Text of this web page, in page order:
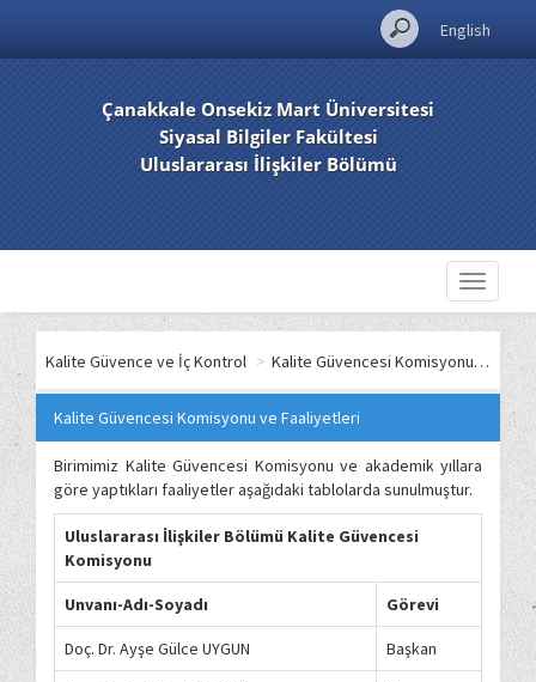
English
Çanakkale Onsekiz Mart Üniversitesi
Siyasal Bilgiler Fakültesi
Uluslararası İlişkiler Bölümü
Toggle
Kalite Güvence ve İç Kontrol > Kalite Güvencesi Komisyonu ve Faaliyetleri
Kalite Güvencesi Komisyonu ve Faaliyetleri
Birimimiz Kalite Güvencesi Komisyonu ve akademik yıllara
göre yaptıkları faaliyetler aşağıdaki tablolarda sunulmuştur.
Uluslararası İlişkiler Bölümü Kalite Güvencesi
Komisyonu
Unvanı-Adı-Soyadı Görevi
Doç. Dr. Ayşe Gülce UYGUN Başkan